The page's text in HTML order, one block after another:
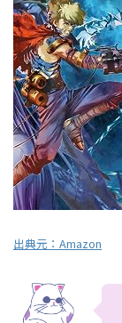
出典元： Amazon